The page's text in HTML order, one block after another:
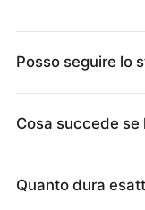
Posso seguire lo
Cosa succede se
Quanto dura